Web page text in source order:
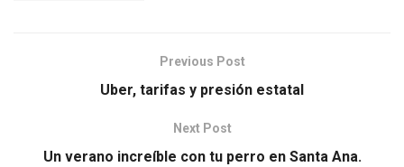
Previous Post
Uber, tarifas y presión estatal
Next Post
Un verano increíble con tu perro en Santa Ana.